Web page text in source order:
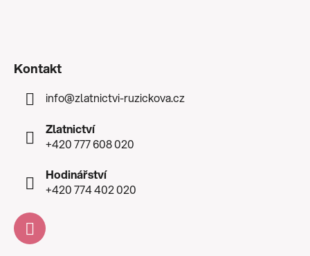
Kontakt
info@zlatnictvi-ruzickova.cz
Zlatnictví
+420 777 608 020
Hodinářství
+420 774 402 020